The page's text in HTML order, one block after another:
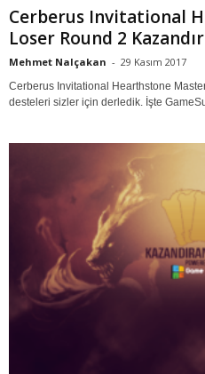
Cerberus Invitational
Loser Round 2
Mehmet Nalçakan - 29 Kasım 2017
Cerberus Invitational Hearthstone
desteleri sizler için derledik. İşte